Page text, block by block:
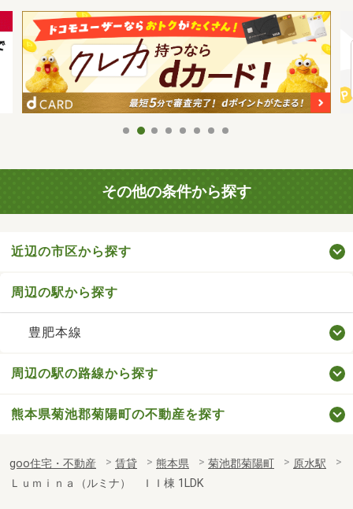
その他の条件から探す
近辺の市区から探す
周辺の駅から探す
豊肥本線
周辺の駅の路線から探す
熊本県菊池郡菊陽町の不動産を探す
goo住宅・不動産 賃貸 熊本県 菊池郡菊陽町
原水駅
Ｌｕｍｉｎａ（ルミナ） ＩＩ棟 1LDK